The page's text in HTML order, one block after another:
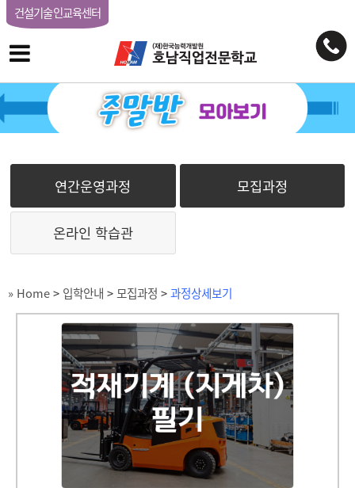
건설기술인교육센터
연간운영과정 모집과정
온라인 학습관
» Home> 입학안내 >모집과정 >과정상세보기